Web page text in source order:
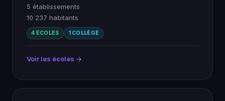
5 établissements
10 237 habitants
4 ÉCOLES 1 COLLÈGE
Voir les écoles →